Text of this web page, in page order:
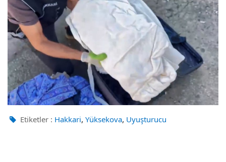
Etiketler : Hakkari, Yüksekova, Uyuşturucu